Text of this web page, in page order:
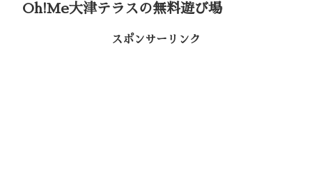
Oh!Me大津テラスの無料遊び場
スポンサーリンク